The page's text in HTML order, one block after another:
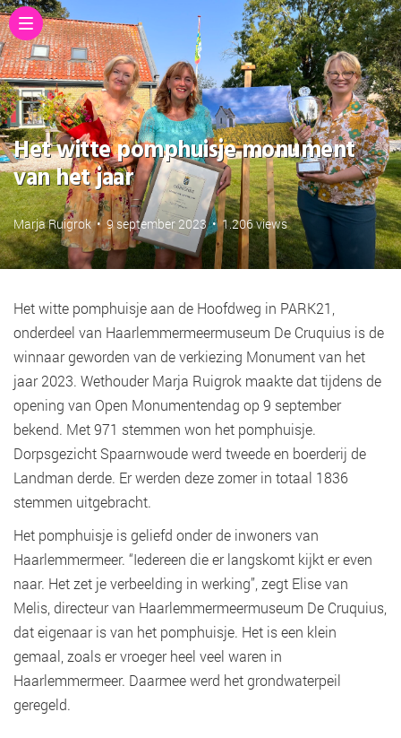
Het witte pomphuisje monument
van het jaar
Marja Ruigrok • 9 september 2023 •1.206 views
Het witte pomphuisje aan de Hoofdweg in PARK21,
onderdeel van Haarlemmermeermuseum De Cruquius is de
winnaar geworden van de verkiezing Monument van het
jaar 2023. Wethouder Marja Ruigrok maakte dat tijdens de
opening van Open Monumentendag op 9 september
bekend. Met 971 stemmen won het pomphuisje.
Dorpsgezicht Spaarnwoude werd tweede en boerderij de
Landman derde. Er werden deze zomer in totaal 1836
stemmen uitgebracht.
Het pomphuisje is geliefd onder de inwoners van
Haarlemmermeer. “Iedereen die er langskomt kijkt er even
naar. Het zet je verbeelding in werking”, zegt Elise van
Melis, directeur van Haarlemmermeermuseum De Cruquius,
dat eigenaar is van het pomphuisje. Het is een klein
gemaal, zoals er vroeger heel veel waren in
Haarlemmermeer. Daarmee werd het grondwaterpeil
geregeld.